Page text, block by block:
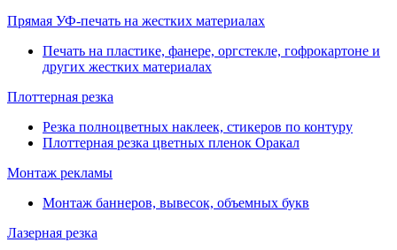
Прямая УФ-печать на жестких материалах
Печать на пластике, фанере, оргстекле, гофрокартоне и
других жестких материалах
Плоттерная резка
Резка полноцветных наклеек, стикеров по контуру
Плоттерная резка цветных пленок Оракал
Монтаж рекламы
Монтаж баннеров, вывесок, объемных букв
Лазерная резка